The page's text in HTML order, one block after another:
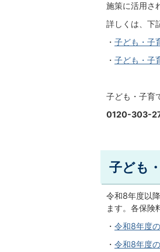
施策に活用さ
詳しくは、下
・ 子ども・子
・ 子ども・子
子ども・子育
0120-303-
子ども
令和8年度以
ます。各保険
・ 令和8年度
・ 令和8年度